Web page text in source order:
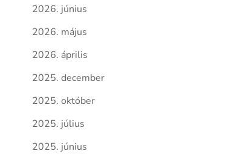
2026. június
2026. május
2026. április
2025. december
2025. október
2025. július
2025. június